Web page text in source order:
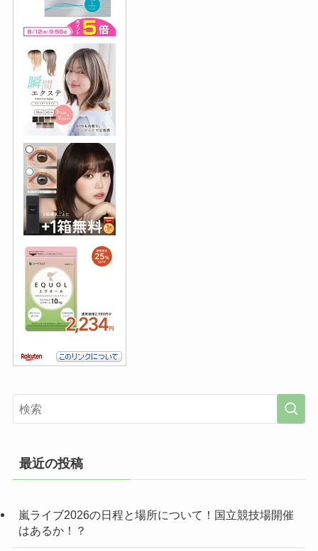
最近の投稿
嵐ライブ2026の日程と場所について！国立競技場開催
はあるか！？